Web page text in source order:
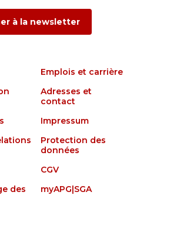
à la newsletter
Emplois et carrière
Adresses et
contact
Impressum
Protection des
données
CGV
des
myAPG|SGA